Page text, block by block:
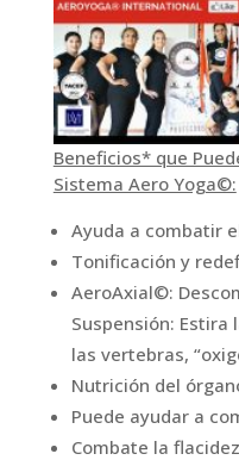
Beneficios* que
Sistema Aero Yoga©:
Ayuda a combatir
Tonificación y
AeroAxial©:
Suspensión: Estira
las vertebras,
Nutrición del
Puede ayudar a
Combate la